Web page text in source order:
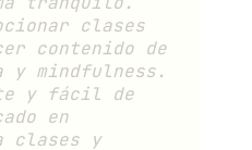
clases
contenido de
y mindfulness.
y fácil de
en
clases y